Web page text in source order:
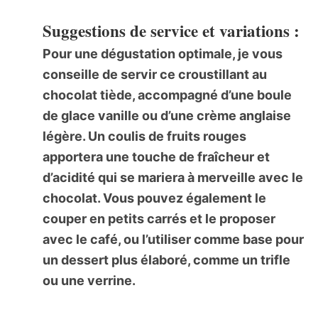
Suggestions de service et variations :
Pour une dégustation optimale, je vous
conseille de servir ce croustillant au
chocolattiède, accompagné d’une boule
de glace vanille ou d’une crème anglaise
légère. Un coulis de fruits rouges
apportera une touche de fraîcheur et
d’acidité qui se mariera à merveille avec le
chocolat. Vous pouvez également le
couper en petits carrés et le proposer
avec le café, ou l’utiliser comme base pour
un dessert plus élaboré, comme un trifle
ou une verrine.